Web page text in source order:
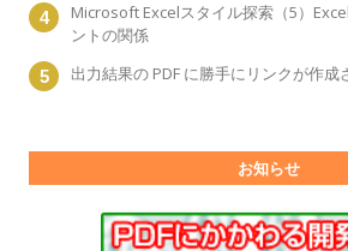
Microsoft Excelスタイル探索（5）
ントの関係
出力結果の PDF に勝手にリンクが作成
お知らせ